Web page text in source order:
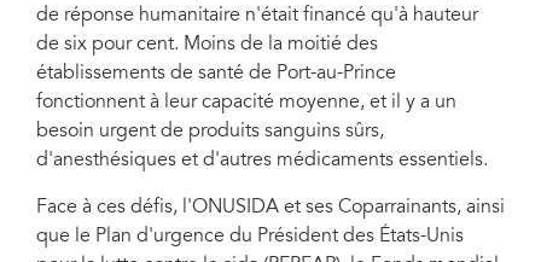
de réponse humanitaire n'était financé qu'à hauteur
de six pour cent. Moins de la moitié des
établissements de santé de Port-au-Prince
fonctionnent à leur capacité moyenne, et il y a un
besoin urgent de produits sanguins sûrs,
d'anesthésiques et d'autres médicaments essentiels.
Face à ces défis, l'ONUSIDA et ses Coparrainants, ainsi
que le Plan d'urgence du Président des États-Unis